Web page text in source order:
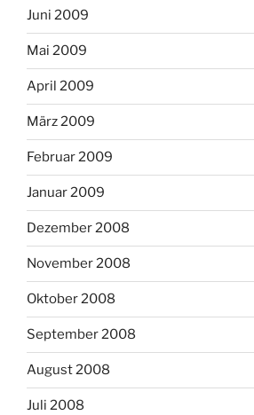
Juni 2009
Mai 2009
April 2009
März 2009
Februar 2009
Januar 2009
Dezember 2008
November 2008
Oktober 2008
September 2008
August 2008
Juli 2008